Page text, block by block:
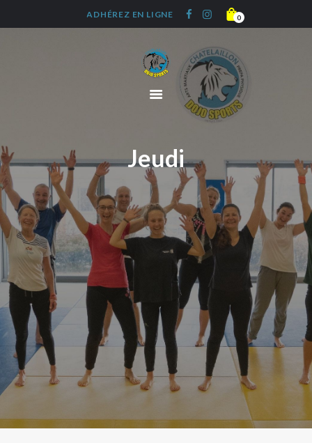
ADHÉREZ EN LIGNE 0
Jeudi
ACCUEIL
DISCIPLINES
ACTUALITÉS
ADHÉRER